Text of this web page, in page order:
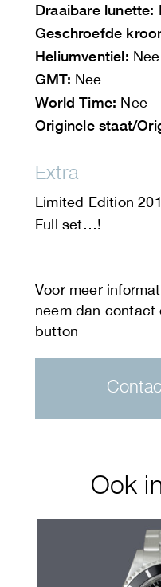
Draaibare lunette:
Geschroefde
Heliumventiel: Nee
GMT: Nee
World Time: Nee
Originele staat/
Extra
Limited Edition
Full set…!
Ook